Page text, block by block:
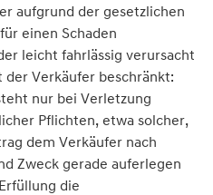
aufgrund der gesetzlichen
einen Schaden
leicht fahrlässig verursacht
Verkäufer beschränkt:
nur bei Verletzung
Pflichten, etwa solcher,
dem Verkäufer nach
Zweck gerade auferlegen
die